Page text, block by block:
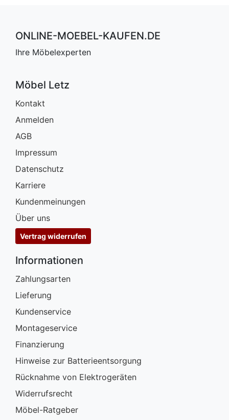
ONLINE-MOEBEL-KAUFEN.DE
Ihre Möbelexperten
Möbel Letz
Kontakt
Anmelden
AGB
Impressum
Datenschutz
Karriere
Kundenmeinungen
Über uns
Vertrag widerrufen
Informationen
Zahlungsarten
Lieferung
Kundenservice
Montageservice
Finanzierung
Hinweise zur Batterieentsorgung
Rücknahme von Elektrogeräten
Widerrufsrecht
Möbel-Ratgeber